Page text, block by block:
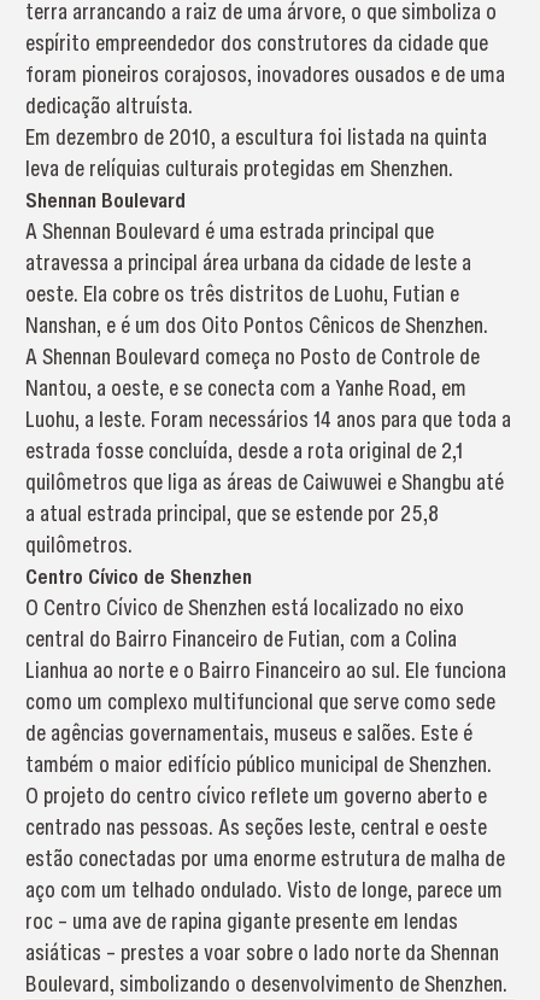
terra arrancando a raiz de uma árvore, o que simboliza o
espírito empreendedor dos construtores da cidade que
foram pioneiros corajosos, inovadores ousados e de uma
dedicação altruísta.
Em dezembro de 2010, a escultura foi listada na quinta
leva de relíquias culturais protegidas em Shenzhen.
Shennan Boulevard
A Shennan Boulevard é uma estrada principal que
atravessa a principal área urbana da cidade de leste a
oeste. Ela cobre os três distritos de Luohu, Futian e
Nanshan, e é um dos Oito Pontos Cênicos de Shenzhen.
A Shennan Boulevard começa no Posto de Controle de
Nantou, a oeste, e se conecta com a Yanhe Road, em
Luohu, a leste. Foram necessários 14 anos para que toda a
estrada fosse concluída, desde a rota original de 2,1
quilômetros que liga as áreas de Caiwuwei e Shangbu até
a atual estrada principal, que se estende por 25,8
quilômetros.
Centro Cívico de Shenzhen
O Centro Cívico de Shenzhen está localizado no eixo
central do Bairro Financeiro de Futian, com a Colina
Lianhua ao norte e o Bairro Financeiro ao sul. Ele funciona
como um complexo multifuncional que serve como sede
de agências governamentais, museus e salões. Este é
também o maior edifício público municipal de Shenzhen.
O projeto do centro cívico reflete um governo aberto e
centrado nas pessoas. As seções leste, central e oeste
estão conectadas por uma enorme estrutura de malha de
aço com um telhado ondulado. Visto de longe, parece um
roc – uma ave de rapina gigante presente em lendas
asiáticas – prestes a voar sobre o lado norte da Shennan
Boulevard, simbolizando o desenvolvimento de Shenzhen.